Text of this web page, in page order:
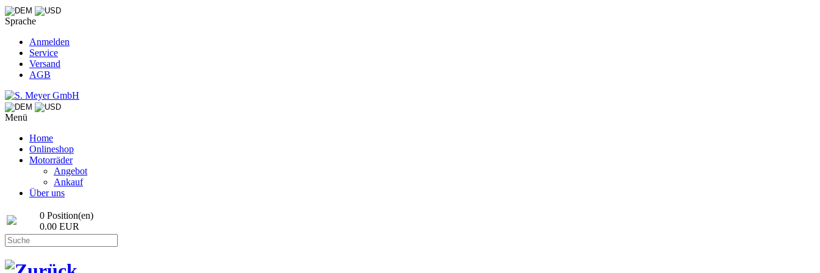
Sprache
Anmelden
Service
Versand
AGB
Menü
Home
Onlineshop
Motorräder
Angebot
Ankauf
Über uns
0 Position(en)
0.00 EUR